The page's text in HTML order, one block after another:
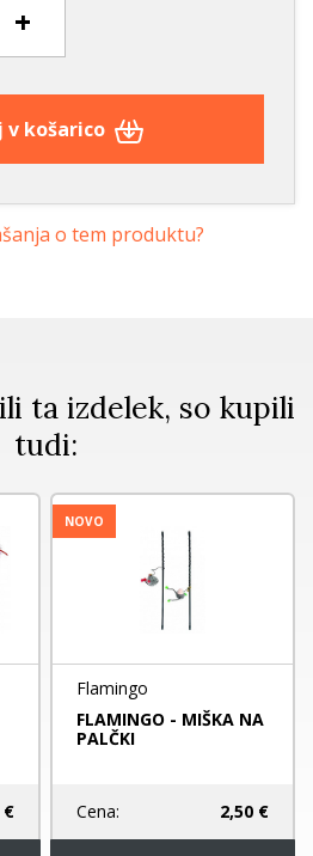
+
v košarico
o tem produktu?
ta izdelek, so kupili
tudi:
€
NOVO
Flamingo
FLAMINGO - MIŠKA NA
PALČKI
Cena: 2,50 €